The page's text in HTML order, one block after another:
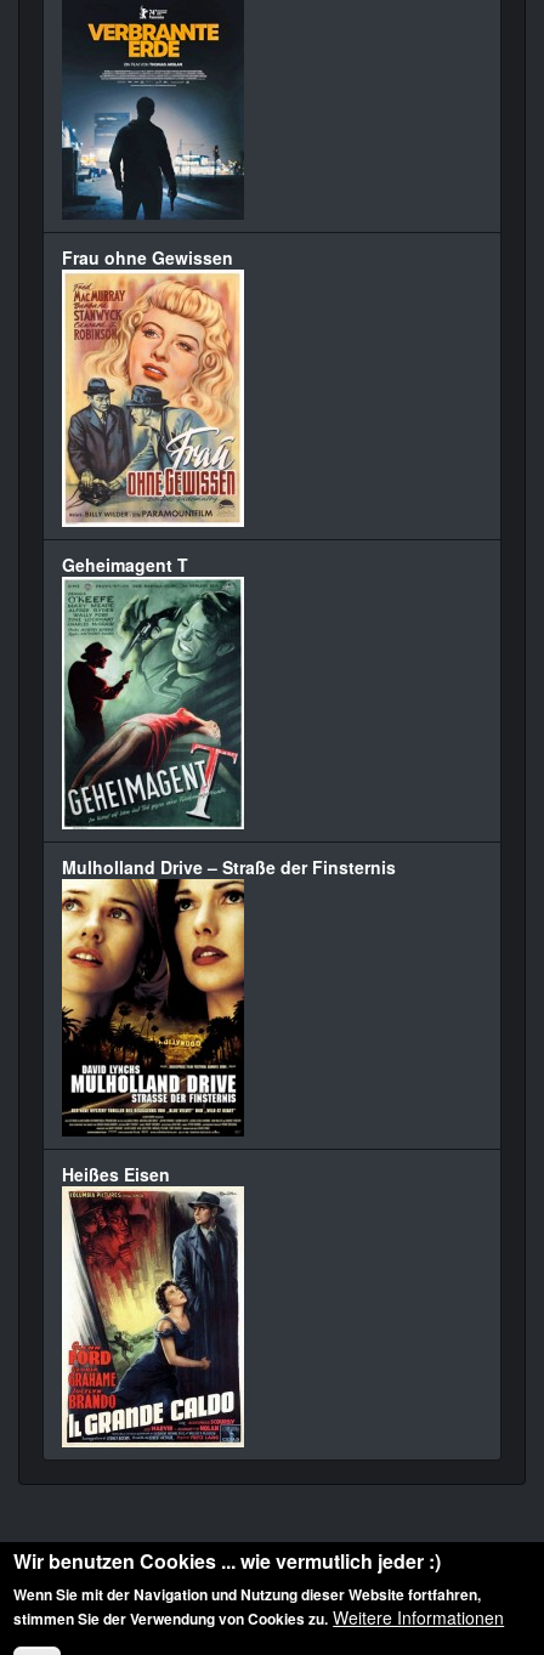
Frau ohne Gewissen
Geheimagent T
Mulholland Drive – Straße der Finsternis
Heißes Eisen
Diese Website ist urheberrechtlich geschützt: © 2010-2026 der Film Noir de. Alle
Rechte vorbehalten.
Wir benutzen Cookies ... wie vermutlich jeder :)
Wenn Sie mit der Navigation und Nutzung dieser Website fortfahren,
stimmen Sie der Verwendung von Cookies zu. Weitere Informationen